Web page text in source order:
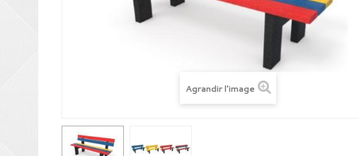
Agrandir l'image